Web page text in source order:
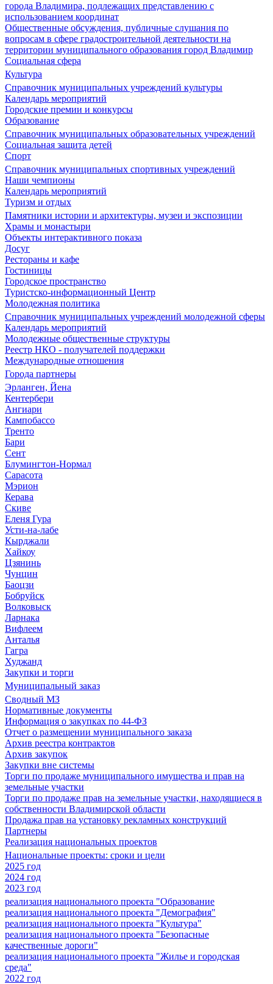
города Владимира, подлежащих представлению с
использованием координат
Общественные обсуждения, публичные слушания по
вопросам в сфере градостроительной деятельности на
территории муниципального образования город Владимир
Социальная сфера
Культура
Справочник муниципальных учреждений культуры
Календарь мероприятий
Городские премии и конкурсы
Образование
Справочник муниципальных образовательных учреждений
Социальная защита детей
Спорт
Справочник муниципальных спортивных учреждений
Наши чемпионы
Календарь мероприятий
Туризм и отдых
Памятники истории и архитектуры, музеи и экспозиции
Храмы и монастыри
Объекты интерактивного показа
Досуг
Рестораны и кафе
Гостиницы
Городское пространство
Туристско-информационный Центр
Молодежная политика
Справочник муниципальных учреждений молодежной сферы
Календарь мероприятий
Молодежные общественные структуры
Реестр НКО - получателей поддержки
Международные отношения
Города партнеры
Эрланген, Йена
Кентербери
Ангиари
Кампобассо
Тренто
Бари
Сент
Блумингтон-Нормал
Сарасота
Мэрион
Керава
Скиве
Еленя Гура
Усти-на-лабе
Кырджали
Хайкоу
Цзянинь
Чунцин
Баоцзи
Бобруйск
Волковыск
Ларнака
Вифлеем
Анталья
Гагра
Худжанд
Закупки и торги
Муниципальный заказ
Сводный МЗ
Нормативные документы
Информация о закупках по 44-ФЗ
Отчет о размещении муниципального заказа
Архив реестра контрактов
Архив закупок
Закупки вне системы
Торги по продаже муниципального имущества и прав на
земельные участки
Торги по продаже прав на земельные участки, находящиеся в
собственности Владимирской области
Продажа прав на установку рекламных конструкций
Партнеры
Реализация национальных проектов
Национальные проекты: сроки и цели
2025 год
2024 год
2023 год
реализация национального проекта "Образование
реализация национального проекта "Демография"
реализация национального проекта "Культура"
реализация национального проекта "Безопасные
качественные дороги"
реализация национального проекта "Жилье и городская
среда"
2022 год